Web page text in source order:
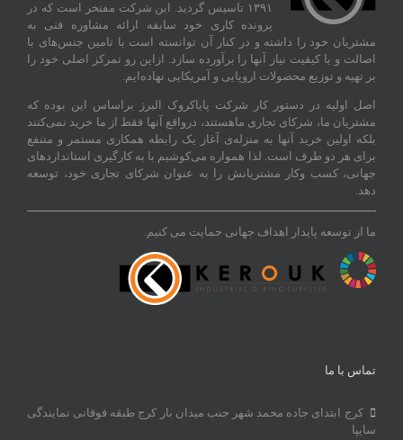
۱۳۹۱ تاسیس گردید. این شرکت مفتخر است که در
پرونده کاری خود سابقه ارائه مشاوره فنی به
مشتریان خود را داشته و در کنار آن توانسته‌ است با تامین جنس‌های با
اصالت و با کیفیت نیاز آنها را برآورده سازد. ازاین‌ رو تمرکز اصلی خود را
بر تهیه و توزیع محصولات اروپایی و آمریکایی نهاده‌ایم.
اصل اولیه در دستور کار شرکت پایاکروک البرز براساس این بوده که
مشتریان ما، شرکای تجاری ماهستند، درواقع آنها فقط از ما خرید نمی‌کنند
بلکه اولین خرید آنها به منزله‌ی آغاز یک رابطه همکاری مستمر و متنفع
برای هر دو طرف است. لذا همواره می‌کوشیم با به کارگیری استانداردهای
جهانی، کسب‌ و‌کار مشتریانش را به عنوان شرکای تجاری خود، توسعه
دهد.
ما از توسعه پایدار اهداف جهانی حمایت می کنیم.
تماس با ما
کرج ابتدای جاده محمد شهر جنب میدان بار کرج طبقه فوقانی نمایندگی
سایپا